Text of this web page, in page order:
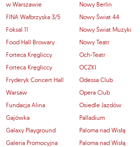
w Warszawie
FINA Wałbrzyska 3/5
Foksal 11
Food Hall Browary
Forteca Kręgliccy
Forteca Kręgliccy
Fryderyk Concert Hall
Warsaw
Fundacja Alina
Gajówka
Galaxy Playground
Galeria Promocyjna
Nowy Berlin
Nowy Świat 44
Nowy Świat Muzyki
Nowy Teatr
Och-Teatr
OCZKI
Odessa Club
Opera Club
Osiedle Jazdów
Palladium
Paloma nad Wisłą
Paloma nad Wisłą